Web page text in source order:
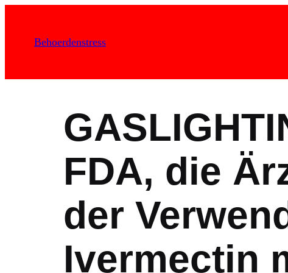
springenBehoerdenstress
FDA, die
der
Ivermectin